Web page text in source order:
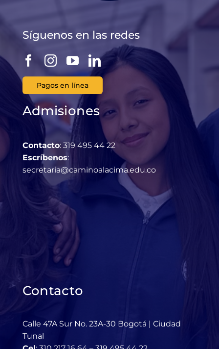
Síguenos en las redes
Pagos en línea
Admisiones
Contacto: 319 495 44 22
Escríbenos:
secretaria@caminoalacima.edu.co
Contacto
Calle 47A Sur No. 23A-30 Bogotá | Ciudad
Tunal